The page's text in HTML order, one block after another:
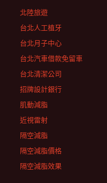
北陸旅遊
台北人工植牙
台北月子中心
台北汽車借款免留車
台北清潔公司
招牌設計銀行
肌動減脂
近視雷射
隔空減脂
隔空減脂價格
隔空減脂效果